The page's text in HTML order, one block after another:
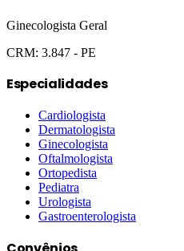
Ginecologista Geral
CRM: 3.847 - PE
Especialidades
Cardiologista
Dermatologista
Ginecologista
Oftalmologista
Ortopedista
Pediatra
Urologista
Gastroenterologista